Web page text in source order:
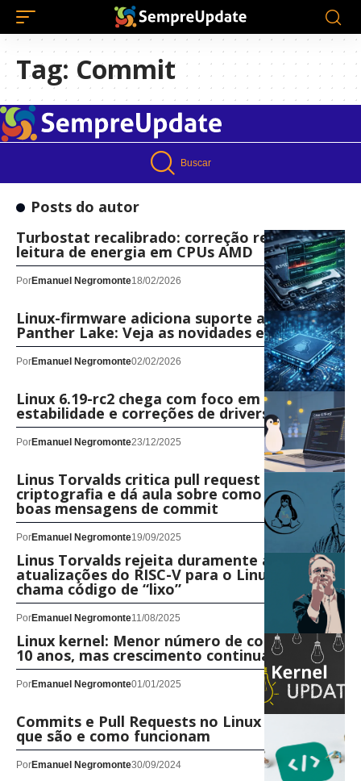
Tag: Commit
Buscar
Posts do autor
Turbostat recalibrado: correção restaura
leitura de energia em CPUs AMD
PorEmanuel Negromonte18/02/2026
Linux-firmware adiciona suporte ao Intel
Panther Lake: Veja as novidades e correções
PorEmanuel Negromonte02/02/2026
Linux 6.19-rc2 chega com foco em
estabilidade e correções de drivers
PorEmanuel Negromonte23/12/2025
Linus Torvalds critica pull request de
criptografia e dá aula sobre como escrever
boas mensagens de commit
PorEmanuel Negromonte19/09/2025
Linus Torvalds rejeita duramente as
atualizações do RISC-V para o Linux 6.17,
chama código de “lixo”
PorEmanuel Negromonte11/08/2025
Linux kernel: Menor número de commits em
10 anos, mas crescimento continua
PorEmanuel Negromonte01/01/2025
Commits e Pull Requests no Linux Kernel: O
que são e como funcionam
PorEmanuel Negromonte30/09/2024